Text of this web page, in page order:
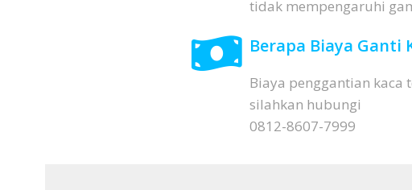
tidak mempengaruhi
Berapa Biaya Ganti
Biaya penggantian kaca
silahkan hubungi
0812-8607-7999